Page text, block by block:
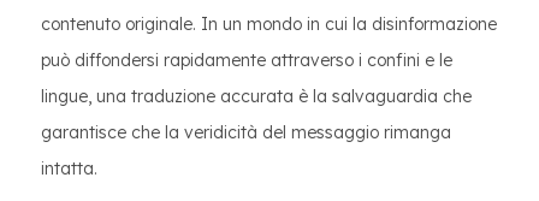
contenuto originale. In un mondo in cui la disinformazione
può diffondersi rapidamente attraverso i confini e le
lingue, una traduzione accurata è la salvaguardia che
garantisce che la veridicità del messaggio rimanga
intatta.